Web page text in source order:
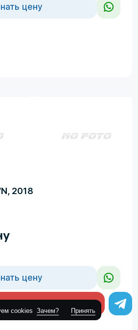
цену
2018
цену
cookies Зачем? Принять